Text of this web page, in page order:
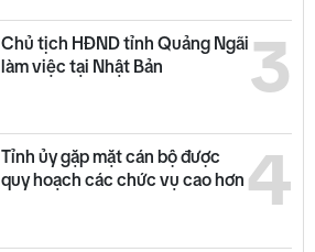
3
Chủ tịch HĐND tỉnh Quảng Ngãi
làm việc tại Nhật Bản
4
Tỉnh ủy gặp mặt cán bộ được
quy hoạch các chức vụ cao hơn